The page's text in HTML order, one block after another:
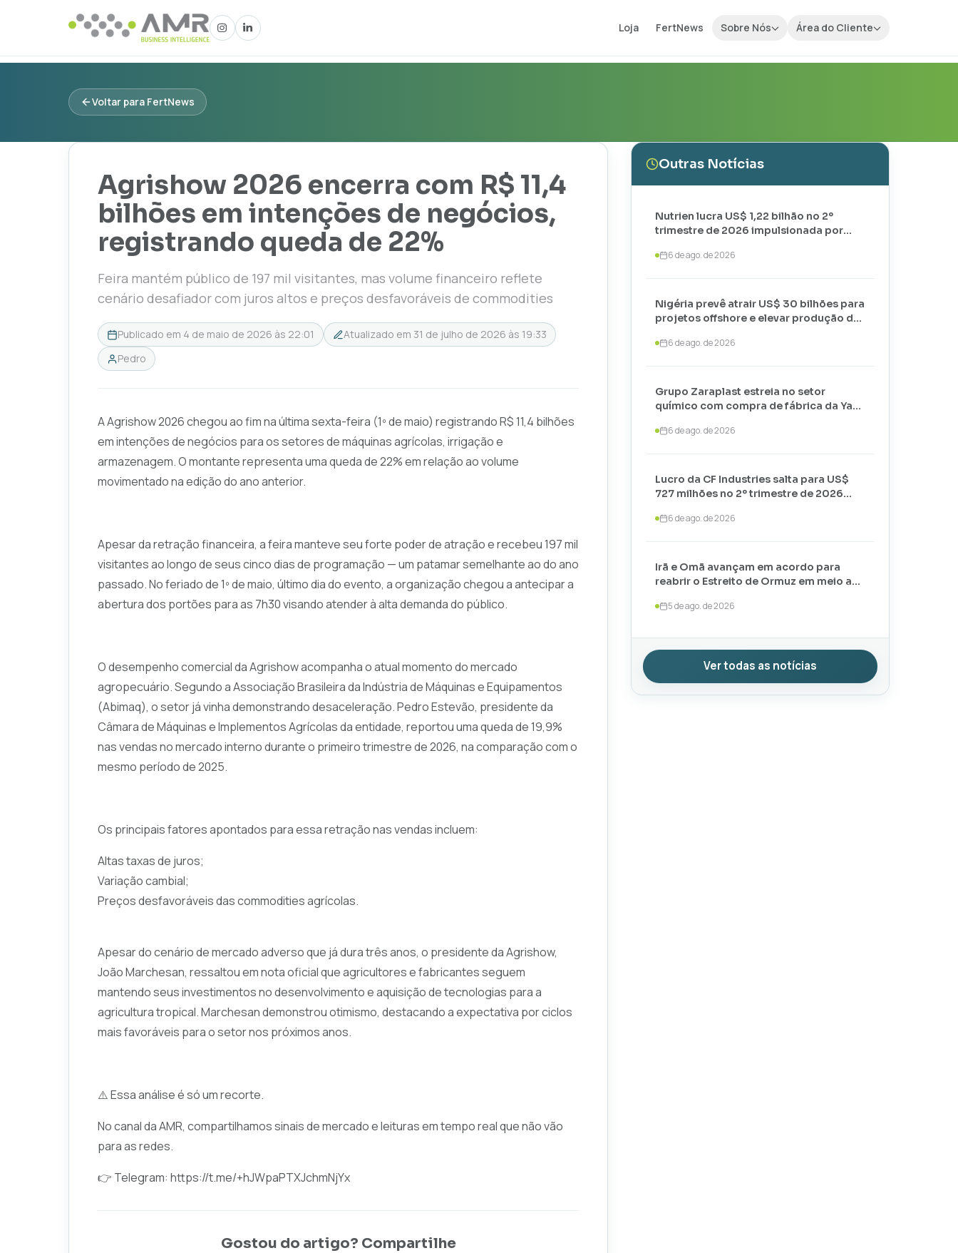
Loja FertNews Sobre Nós Área do Cliente
Voltar para FertNews
Agrishow 2026 encerra com R$ 11,4
bilhões em intenções de negócios,
registrando queda de 22%
Feira mantém público de 197 mil visitantes, mas volume financeiro reflete
cenário desafiador com juros altos e preços desfavoráveis de commodities
Publicado em 4 de maio de 2026 às 22:01 Atualizado em 31 de julho de 2026 às 19:33
Pedro
A Agrishow 2026 chegou ao fim na última sexta-feira (1º de maio) registrando R$ 11,4 bilhões
em intenções de negócios para os setores de máquinas agrícolas, irrigação e
armazenagem. O montante representa uma queda de 22% em relação ao volume
movimentado na edição do ano anterior.
Apesar da retração financeira, a feira manteve seu forte poder de atração e recebeu 197 mil
visitantes ao longo de seus cinco dias de programação — um patamar semelhante ao do ano
passado. No feriado de 1º de maio, último dia do evento, a organização chegou a antecipar a
abertura dos portões para as 7h30 visando atender à alta demanda do público.
O desempenho comercial da Agrishow acompanha o atual momento do mercado
agropecuário. Segundo a Associação Brasileira da Indústria de Máquinas e Equipamentos
(Abimaq), o setor já vinha demonstrando desaceleração. Pedro Estevão, presidente da
Câmara de Máquinas e Implementos Agrícolas da entidade, reportou uma queda de 19,9%
nas vendas no mercado interno durante o primeiro trimestre de 2026, na comparação com o
mesmo período de 2025.
Os principais fatores apontados para essa retração nas vendas incluem:
Altas taxas de juros;
Variação cambial;
Preços desfavoráveis das commodities agrícolas.
Apesar do cenário de mercado adverso que já dura três anos, o presidente da Agrishow,
João Marchesan, ressaltou em nota oficial que agricultores e fabricantes seguem
mantendo seus investimentos no desenvolvimento e aquisição de tecnologias para a
agricultura tropical. Marchesan demonstrou otimismo, destacando a expectativa por ciclos
mais favoráveis para o setor nos próximos anos.
⚠️ Essa análise é só um recorte.
No canal da AMR, compartilhamos sinais de mercado e leituras em tempo real que não vão
para as redes.
👉 Telegram: https://t.me/+hJWpaPTXJchmNjYx
Gostou do artigo? Compartilhe
Outras Notícias
Nutrien lucra US$ 1,22 bilhão no 2º
trimestre de 2026 impulsionada por
6 de ago. de 2026
Nigéria prevê atrair US$ 30 bilhões para
projetos offshore e elevar produção de
6 de ago. de 2026
Grupo Zaraplast estreia no setor
químico com compra de fábrica da Yara
6 de ago. de 2026
Lucro da CF Industries salta para US$
727 milhões no 2º trimestre de 2026
6 de ago. de 2026
Irã e Omã avançam em acordo para
reabrir o Estreito de Ormuz em meio a
5 de ago. de 2026
Ver todas as notícias